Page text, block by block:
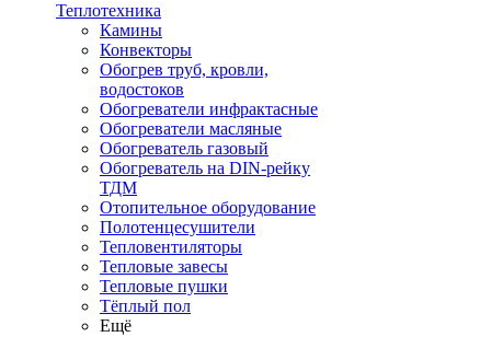
Теплотехника
Камины
Конвекторы
Обогрев труб, кровли,
водостоков
Обогреватели инфрактасные
Обогреватели масляные
Обогреватель газовый
Обогреватель на DIN-рейку
ТДМ
Отопительное оборудование
Полотенцесушители
Тепловентиляторы
Тепловые завесы
Тепловые пушки
Тёплый пол
Ещё